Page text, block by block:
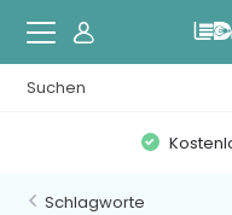
Schlagworte